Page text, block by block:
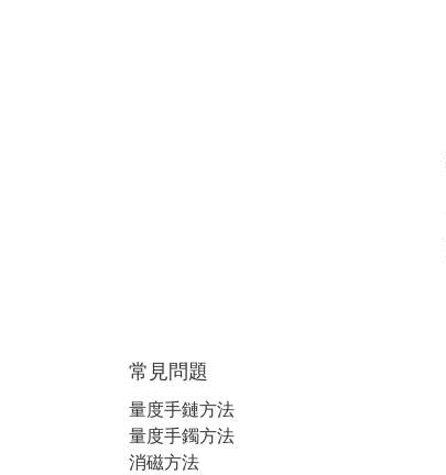
常見問題
量度手鏈方法
量度手鐲方法
消磁方法